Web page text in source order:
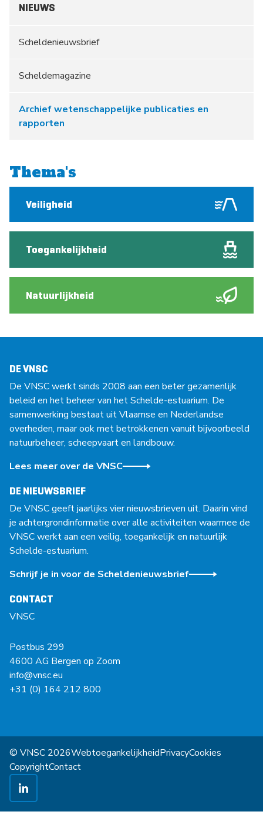
NIEUWS
Scheldenieuwsbrief
Scheldemagazine
Archief wetenschappelijke publicaties en
rapporten
Thema's
Veiligheid
Toegankelijkheid
Natuurlijkheid
DE VNSC
De VNSC werkt sinds 2008 aan een beter gezamenlijk
beleid en het beheer van het Schelde-estuarium. De
samenwerking bestaat uit Vlaamse en Nederlandse
overheden, maar ook met betrokkenen vanuit bijvoorbeeld
natuurbeheer, scheepvaart en landbouw.
Lees meer over de VNSC
DE NIEUWSBRIEF
De VNSC geeft jaarlijks vier nieuwsbrieven uit. Daarin vind
je achtergrondinformatie over alle activiteiten waarmee de
VNSC werkt aan een veilig, toegankelijk en natuurlijk
Schelde-estuarium.
Schrijf je in voor de Scheldenieuwsbrief
CONTACT
VNSC
Postbus 299
4600 AG Bergen op Zoom
info@vnsc.eu
+31 (0) 164 212 800
© VNSC 2026WebtoegankelijkheidPrivacyCookies
CopyrightContact